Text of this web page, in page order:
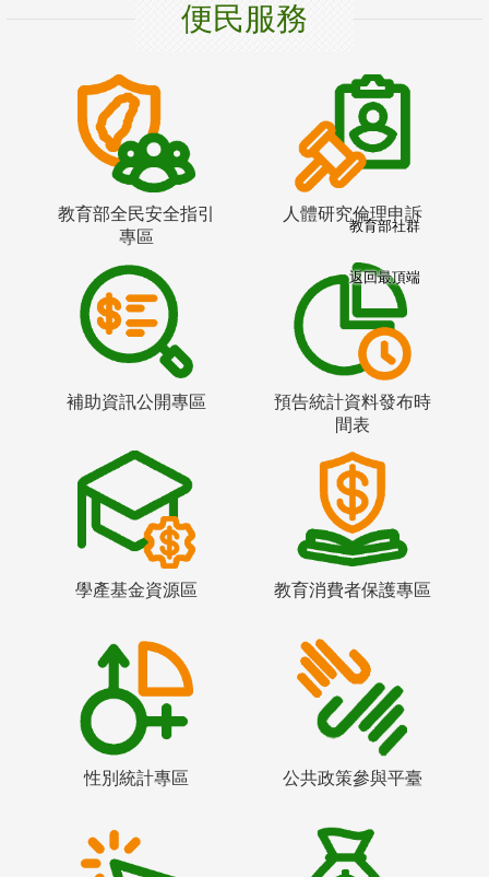
便民服務
教育部全民安全指引
專區
人體研究倫理申訴
補助資訊公開專區
預告統計資料發布時
間表
學產基金資源區 教育消費者保護專區
性別統計專區 公共政策參與平臺
教育部社群
返回最頂端